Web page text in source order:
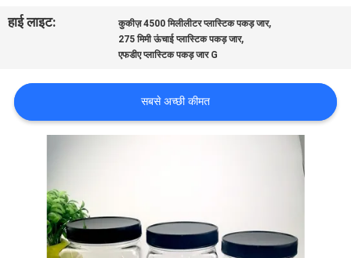
समाचार
मामलों
साइटमैप
PRIVACY
POLICY
हाई लाइट:
कुकीज़ 4500 मिलीलीटर प्लास्टिक पकड़ जार,
275 मिमी ऊंचाई प्लास्टिक पकड़ जार,
एफडीए प्लास्टिक पकड़ जार G
सबसे अच्छी कीमत